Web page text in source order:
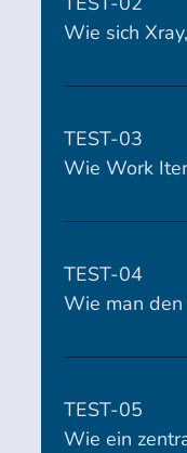
Wie sich
TEST-03
Wie Work
TEST-04
Wie man
TEST-05
Wie ein